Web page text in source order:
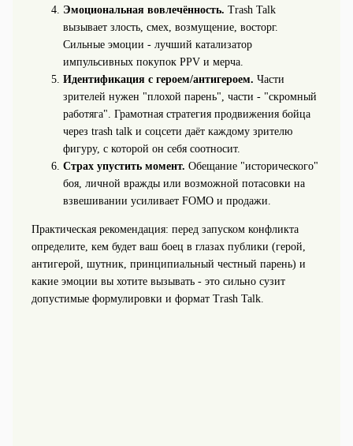
Эмоциональная вовлечённость. Trash Talk
вызывает злость, смех, возмущение, восторг.
Сильные эмоции - лучший катализатор
импульсивных покупок PPV и мерча.
Идентификация с героем/антигероем. Части
зрителей нужен "плохой парень", части - "скромный
работяга". Грамотная стратегия продвижения бойца
через trash talk и соцсети даёт каждому зрителю
фигуру, с которой он себя соотносит.
Страх упустить момент. Обещание "исторического"
боя, личной вражды или возможной потасовки на
взвешивании усиливает FOMO и продажи.
Практическая рекомендация: перед запуском конфликта
определите, кем будет ваш боец в глазах публики (герой,
антигерой, шутник, принципиальный честный парень) и
какие эмоции вы хотите вызывать - это сильно сузит
допустимые формулировки и формат Trash Talk.